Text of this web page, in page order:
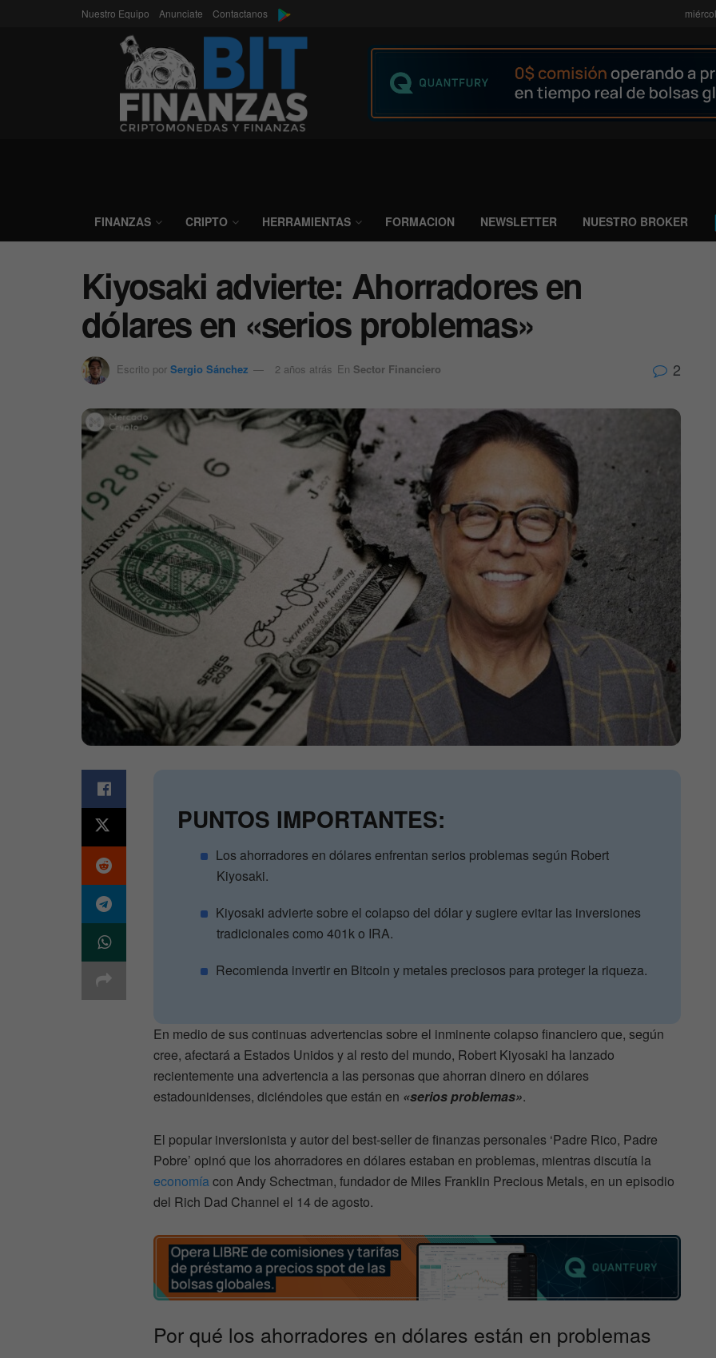
Nuestro Equipo Anunciate Contactanos
FINANZAS CRIPTO HERRAMIENTAS FORMACION NEWSLETTER NUESTRO BROKER
Kiyosaki advierte: Ahorradores en
dólares en «serios problemas»
Escrito por Sergio Sánchez 2 años atrás En Sector Financiero 2
PUNTOS IMPORTANTES:
Los ahorradores en dólares enfrentan serios problemas según Robert
Kiyosaki.
Kiyosaki advierte sobre el colapso del dólar y sugiere evitar las inversiones
tradicionales como 401k o IRA.
Recomienda invertir en Bitcoin y metales preciosos para proteger la riqueza.
En medio de sus continuas advertencias sobre el inminente colapso financiero que, según
cree, afectará a Estados Unidos y al resto del mundo, Robert Kiyosaki ha lanzado
recientemente una advertencia a las personas que ahorran dinero en dólares
estadounidenses, diciéndoles que están en «serios problemas».
El popular inversionista y autor del best-seller de finanzas personales ‘Padre Rico, Padre
Pobre’ opinó que los ahorradores en dólares estaban en problemas, mientras discutía la
economíacon Andy Schectman, fundador de Miles Franklin Precious Metals, en un episodio
del Rich Dad Channel el 14 de agosto.
Por qué los ahorradores en dólares están en problemas